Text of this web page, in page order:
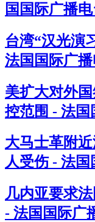
国国际广播
台湾“汉光演
法国国际广
美扩大对外
控范围 - 法国
大马士革附
人受伤 - 法
几内亚要求
- 法国国际广